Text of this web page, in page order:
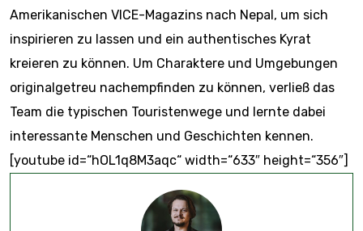
Amerikanischen VICE-Magazins nach Nepal, um sich
inspirieren zu lassen und ein authentisches Kyrat
kreieren zu können. Um Charaktere und Umgebungen
originalgetreu nachempfinden zu können, verließ das
Team die typischen Touristenwege und lernte dabei
interessante Menschen und Geschichten kennen.
[youtube id=“hOL1q8M3aqc“ width=“633″ height=“356″]